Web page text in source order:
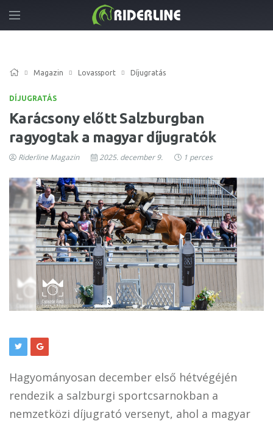
Magazin Lovassport Díjugratás
DÍJUGRATÁS
Karácsony előtt Salzburgban
ragyogtak a magyar díjugratók
Riderline Magazin 2025. december 9. 1 perces
Hagyományosan december első hétvégéjén
rendezik a salzburgi sportcsarnokban a
nemzetközi díjugrató versenyt, ahol a magyar